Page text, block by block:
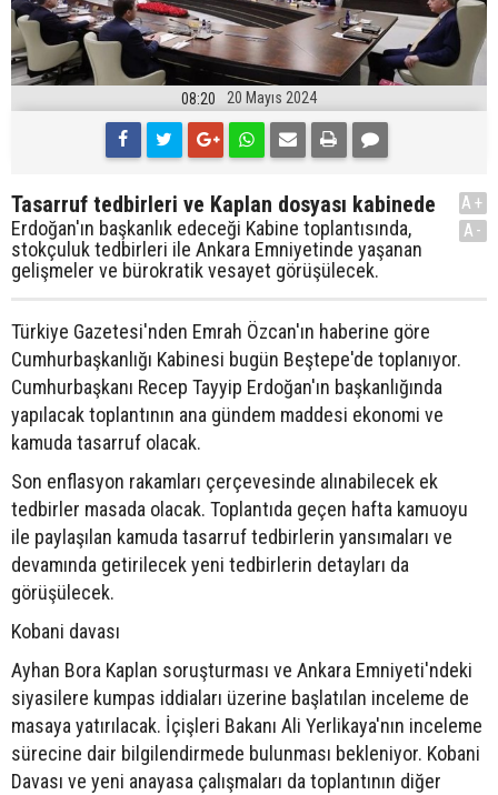
08:20 20 Mayıs 2024
Tasarruf tedbirleri ve Kaplan dosyası kabinede
Erdoğan'ın başkanlık edeceği Kabine toplantısında,
stokçuluk tedbirleri ile Ankara Emniyetinde yaşanan
gelişmeler ve bürokratik vesayet görüşülecek.
A+
A-
Türkiye Gazetesi'nden Emrah Özcan'ın haberine göre
Cumhurbaşkanlığı Kabinesi bugün Beştepe'de toplanıyor.
Cumhurbaşkanı Recep Tayyip Erdoğan'ın başkanlığında
yapılacak toplantının ana gündem maddesi ekonomi ve
kamuda tasarruf olacak.
Son enflasyon rakamları çerçevesinde alınabilecek ek
tedbirler masada olacak. Toplantıda geçen hafta kamuoyu
ile paylaşılan kamuda tasarruf tedbirlerin yansımaları ve
devamında getirilecek yeni tedbirlerin detayları da
görüşülecek.
Kobani davası
Ayhan Bora Kaplan soruşturması ve Ankara Emniyeti'ndeki
siyasilere kumpas iddiaları üzerine başlatılan inceleme de
masaya yatırılacak. İçişleri Bakanı Ali Yerlikaya'nın inceleme
sürecine dair bilgilendirmede bulunması bekleniyor. Kobani
Davası ve yeni anayasa çalışmaları da toplantının diğer